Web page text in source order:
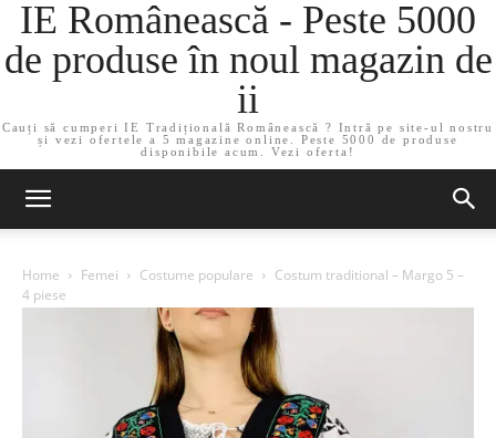
IE Românească - Peste 5000
de produse în noul magazin de
ii
Cauți să cumperi IE Tradițională Românească ? Intră pe site-ul nostru
și vezi ofertele a 5 magazine online. Peste 5000 de produse
disponibile acum. Vezi oferta!
Home Femei Costume populare
Costum traditional – Margo 5 –
4 piese